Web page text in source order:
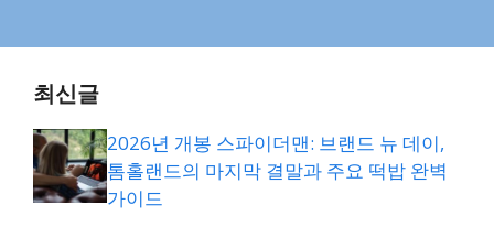
최신글
2026년 개봉 스파이더맨: 브랜드 뉴 데이,
톰홀랜드의 마지막 결말과 주요 떡밥 완벽
가이드